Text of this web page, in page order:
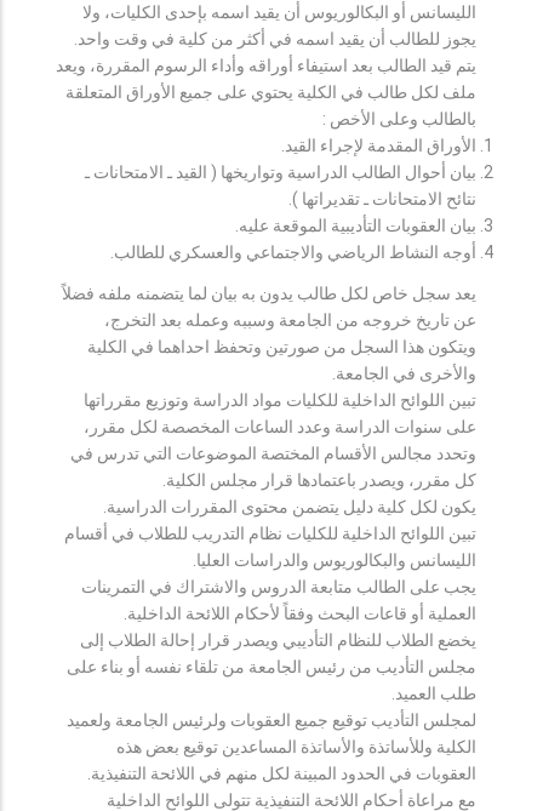
الليسانس أو البكالوريوس أن يقيد اسمه بإحدى الكليات، ولا
يجوز للطالب أن يقيد اسمه في أكثر من كلية في وقت واحد.
يتم قيد الطالب بعد استيفاء أوراقه وأداء الرسوم المقررة، ويعد
ملف لكل طالب في الكلية يحتوي على جميع الأوراق المتعلقة
بالطالب وعلى الأخص :
الأوراق المقدمة لإجراء القيد.
بيان أحوال الطالب الدراسية وتواريخها ( القيد ـ الامتحانات ـ
نتائح الامتحانات ـ تقديراتها ).
بيان العقوبات التأديبية الموقعة عليه.
أوجه النشاط الرياضي والاجتماعي والعسكري للطالب.
يعد سجل خاص لكل طالب يدون به بيان لما يتضمنه ملفه فضلاً
عن تاريخ خروجه من الجامعة وسببه وعمله بعد التخرج،
ويتكون هذا السجل من صورتين وتحفظ احداهما في الكلية
والأخرى في الجامعة.
تبين اللوائح الداخلية للكليات مواد الدراسة وتوزيع مقرراتها
على سنوات الدراسة وعدد الساعات المخصصة لكل مقرر،
وتحدد مجالس الأقسام المختصة الموضوعات التي تدرس في
كل مقرر، ويصدر باعتمادها قرار مجلس الكلية.
يكون لكل كلية دليل يتضمن محتوى المقررات الدراسية.
تبين اللوائح الداخلية للكليات نظام التدريب للطلاب في أقسام
الليسانس والبكالوريوس والدراسات العليا.
يجب على الطالب متابعة الدروس والاشتراك في التمرينات
العملية أو قاعات البحث وفقاً لأحكام اللائحة الداخلية.
يخضع الطلاب للنظام التأديبي ويصدر قرار إحالة الطلاب إلى
مجلس التأديب من رئيس الجامعة من تلقاء نفسه أو بناء على
طلب العميد.
لمجلس التأديب توقيع جميع العقوبات ولرئيس الجامعة ولعميد
الكلية وللأساتذة والأساتذة المساعدين توقيع بعض هذه
العقوبات في الحدود المبينة لكل منهم في اللائحة التنفيذية.
مع مراعاة أحكام اللائحة التنفيذية تتولى اللوائح الداخلية